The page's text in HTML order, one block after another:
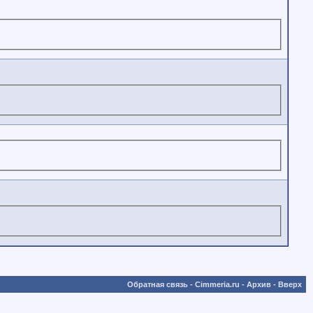
Обратная связь - Cimmeria.ru - Архив - Вверх